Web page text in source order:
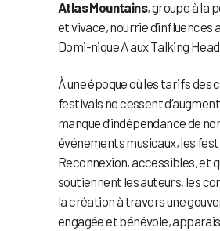
Atlas Mountains, groupe à la
et vivace, nourrie d’influences
Domi-nique A aux Talking
À une époque où les tarifs des
festivals ne cessent
manque d’indépendance de
événements musicaux, les
Reconnexion, accessibles, et
soutiennent les auteurs, les
la création à travers une
engagée et bénévole,